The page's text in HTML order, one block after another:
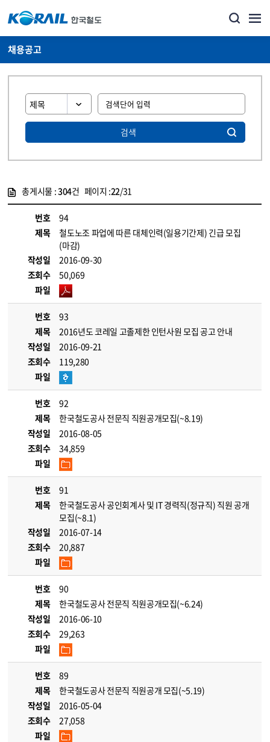
채용공고
검색
총게시물 :304건 페이지 :22/31
번호
94
제목
철도노조 파업에 따른 대체인력(일용기간제) 긴급 모집
(마감)
작성일
2016-09-30
조회수
50,069
파일
번호
93
제목
2016년도 코레일 고졸제한 인턴사원 모집 공고 안내
작성일
2016-09-21
조회수
119,280
파일
번호
92
제목
한국철도공사 전문직 직원공개모집(~8.19)
작성일
2016-08-05
조회수
34,859
파일
번호
91
제목
한국철도공사 공인회계사 및 IT 경력직(정규직) 직원 공개
모집(~8.1)
작성일
2016-07-14
조회수
20,887
파일
번호
90
제목
한국철도공사 전문직 직원공개모집(~6.24)
작성일
2016-06-10
조회수
29,263
파일
번호
89
제목
한국철도공사 전문직 직원공개 모집(~5.19)
작성일
2016-05-04
조회수
27,058
파일